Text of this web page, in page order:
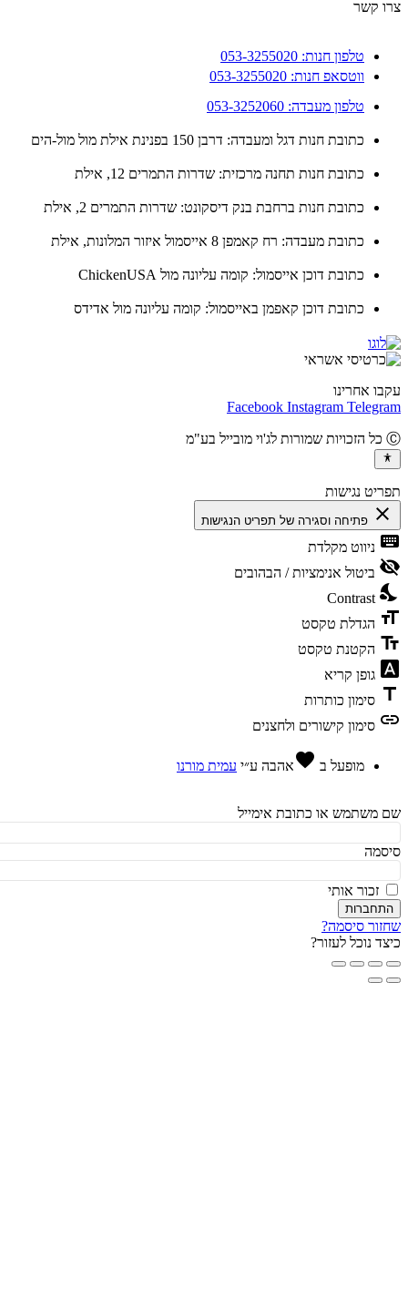
קשר
טלפון חנות: 053-3255020
ווטסאפ חנות: 053-3255020
טלפון מעבדה: 053-3252060
כתובת חנות דגל ומעבדה: דרבן 150 בפנינת אילת מול מול-הים
כתובת חנות תחנה מרכזית: שדרות התמרים 12, אילת
כתובת חנות ברחבת בנק דיסקונט: שדרות התמרים 2, אילת
כתובת מעבדה: רח קאמפן 8 אייסמול איזור המלונות, אילת
כתובת דוכן אייסמול: קומה עליונה מול ChickenUSA
כתובת דוכן קאפמן באייסמול: קומה עליונה מול אדידס
אחרינו
Facebook Instagram
נגישות
פתיחה וסגירה של תפריט הנגישות
ניווט מקלדת
ביטול אנימציות / הבהובים
Contrast
הגדלת טקסט
הקטנת טקסט
גופן קריא
סימון כותרות
סימון קישורים ולחצנים
מופעל בfavorite אהבהע״י עמית מורנו
או כתובת אימייל
זכור אותי
סיסמה?
נוכל לעזור?